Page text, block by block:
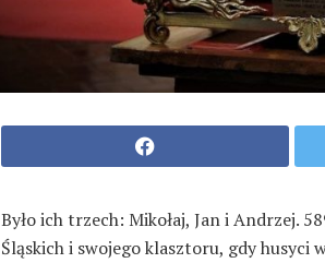
Było ich trzech: Mikołaj, Jan i Andrzej.
Śląskich i swojego klasztoru, gdy husyci